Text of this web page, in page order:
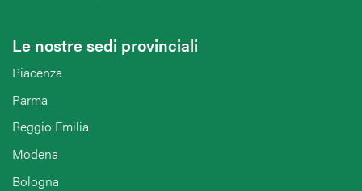
Le nostre sedi provinciali
Piacenza
Parma
Reggio Emilia
Modena
Bologna